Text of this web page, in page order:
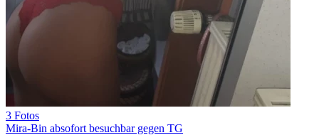
3 Fotos
Mira-Bin absofort besuchbar gegen TG